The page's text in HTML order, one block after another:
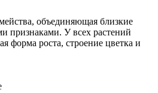
объединяющая близкие
признаками. У всех растений
форма роста, строение цветка и